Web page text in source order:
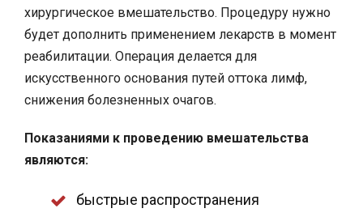
хирургическое вмешательство. Процедуру нужно
будет дополнить применением лекарств в момент
реабилитации. Операция делается для
искусственного основания путей оттока лимф,
снижения болезненных очагов.
Показаниями к проведению вмешательства
являются:
быстрые распространения